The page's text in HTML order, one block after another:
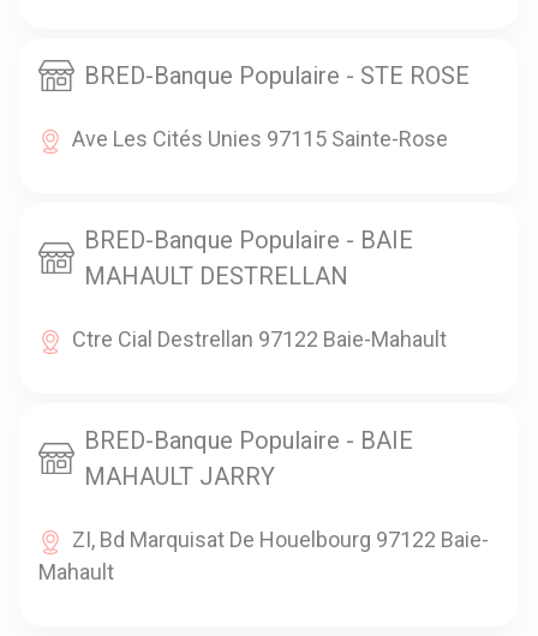
BRED-Banque Populaire - STE ROSE
Ave Les Cités Unies 97115 Sainte-Rose
BRED-Banque Populaire - BAIE
MAHAULT DESTRELLAN
Ctre Cial Destrellan 97122 Baie-Mahault
BRED-Banque Populaire - BAIE
MAHAULT JARRY
ZI, Bd Marquisat De Houelbourg 97122 Baie-
Mahault